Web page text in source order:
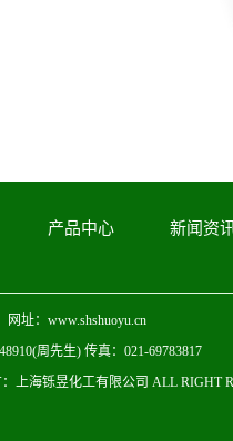
产品中心 新闻资
址：www.shshuoyu.cn
周先生) 传真：021-69783817
上海铄昱化工有限公司 ALL RIGHT